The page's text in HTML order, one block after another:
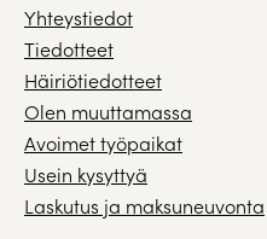
Yhteystiedot
Tiedotteet
Häiriötiedotteet
Olen muuttamassa
Avoimet työpaikat
Usein kysyttyä
Laskutus ja maksuneuvonta